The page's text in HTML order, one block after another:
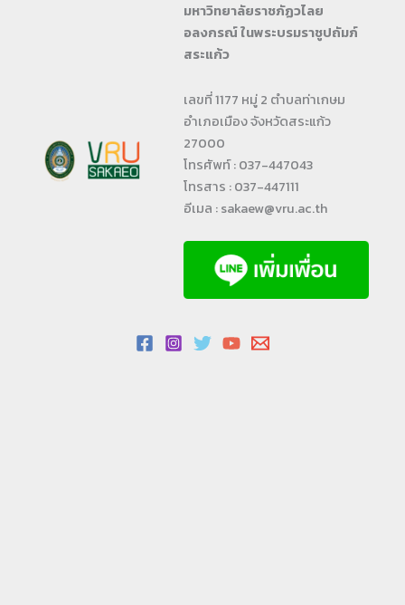
มหาวิทยาลัยราชภัฏวไลย
อลงกรณ์ ในพระบรมราชูปถัมภ์
สระแก้ว
เลขที่ 1177 หมู่ 2 ตำบลท่าเกษม
อำเภอเมือง จังหวัดสระแก้ว
27000
โทรศัพท์ : 037-447043
โทรสาร : 037-447111
อีเมล : sakaew@vru.ac.th